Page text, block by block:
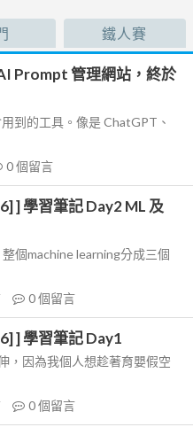
鐵人賽
Prompt 管理網站，終於
到的工具。像是 ChatGPT、
0個留言
] 學習筆記 Day2 ML 及
個machine learning分成三個
0個留言
] 學習筆記 Day1
，因為我個人想趁著育嬰假空
0個留言